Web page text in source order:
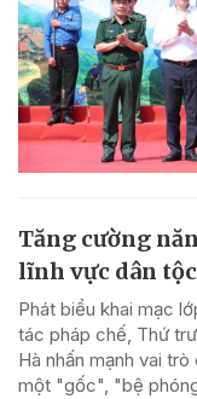
Tăng cường
lĩnh vực dân
Phát biểu khai mạc
tác pháp chế, Thứ
Hà nhấn mạnh vai
một "gốc", "bệ